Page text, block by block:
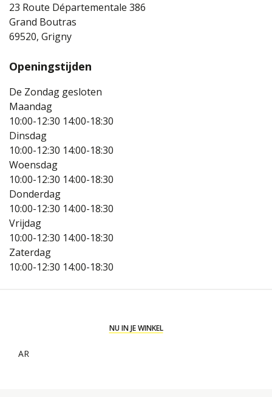
23 Route Départementale 386
Grand Boutras
69520, Grigny
Openingstijden
De Zondag gesloten
Maandag
10:00-12:30 14:00-18:30
Dinsdag
10:00-12:30 14:00-18:30
Woensdag
10:00-12:30 14:00-18:30
Donderdag
10:00-12:30 14:00-18:30
Vrijdag
10:00-12:30 14:00-18:30
Zaterdag
10:00-12:30 14:00-18:30
NU IN JE WINKEL
AR